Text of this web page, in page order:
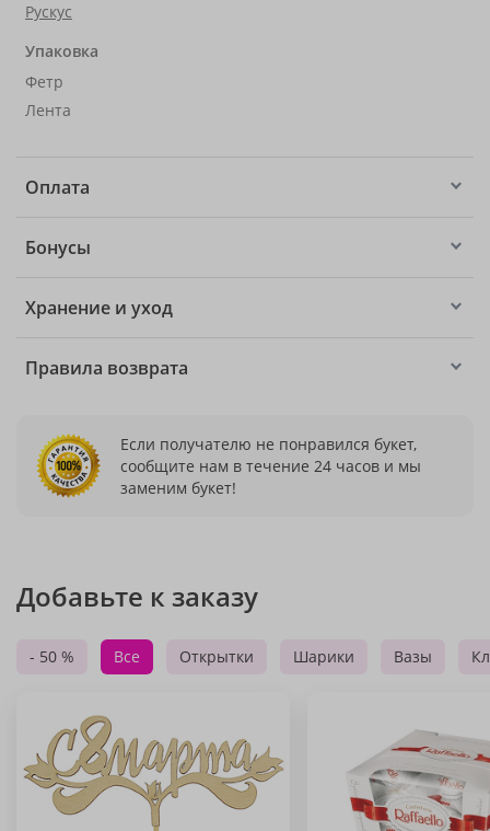
Рускус
Упаковка
Фетр
Лента
Оплата
Бонусы
Хранение и уход
Правила возврата
Если получателю не понравился букет,
сообщите нам в течение 24 часов и мы
заменим букет!
Добавьте к заказу
- 50 % Все Открытки Шарики Вазы